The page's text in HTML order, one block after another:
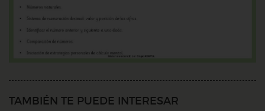
TAMBIÉN TE PUEDE INTERESAR